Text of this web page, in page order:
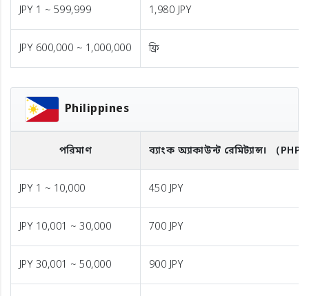
JPY 1 ~ 599,999 1,980 JPY
JPY 600,000 ~ 1,000,000 ফ্রি
Philippines
পরিমাণ ব্যাংক অ্যাকাউন্ট রেমিট্যান্স। （PHP
JPY 1 ~ 10,000 450 JPY
JPY 10,001 ~ 30,000 700 JPY
JPY 30,001 ~ 50,000 900 JPY